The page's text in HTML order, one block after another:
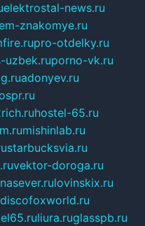
elektrostal-news.ru
znakomye.ru
pro-otdelky.ru
uzbek.ruporno-vk.ru
adonyev.ru
hostel-65.ru
mishinlab.ru
starbucksvia.ru
vektor-doroga.ru
lovinskix.ru
discofoxworld.ru
liura.ruglasspb.ru